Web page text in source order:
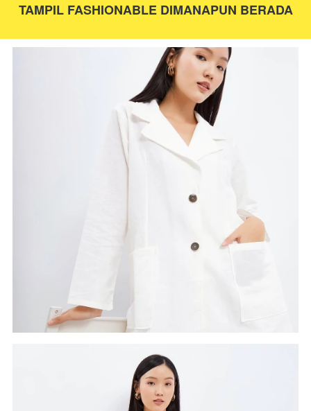
TAMPIL FASHIONABLE DIMANAPUN BERADA